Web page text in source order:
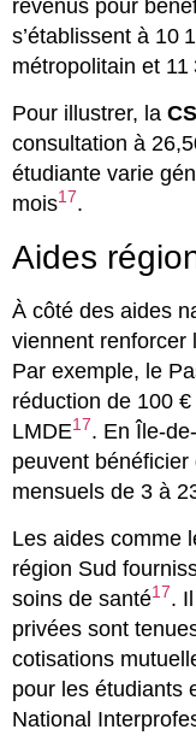
revenus pour
s’établissent à 10
métropolitain et
Pour illustrer, la
consultation à
étudiante varie
mois17.
Aides
À côté des aides
viennent renforcer
Par exemple, le
réduction de 100
LMDE17. En Île-
peuvent bénéficier
mensuels de 3 à
Les aides comme
région Sud
soins de santé17.
privées sont
cotisations
pour les étudiants
National